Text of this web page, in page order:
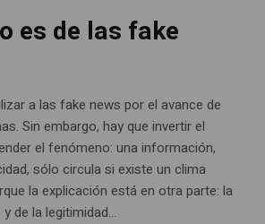
es de las fake
a las fake news por el avance de
Sin embargo, hay que invertir el
el fenómeno: una información,
sólo circula si existe un clima
la explicación está en otra parte: la
de la legitimidad...